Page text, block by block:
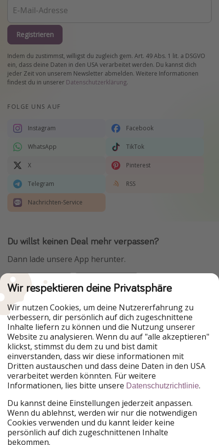
Registrieren
Indem du zustimmst, willigst du zugleich gem. Art. 49 Abs. 1 lit. a DSGVO
ein, dass deine Daten in den USA verarbeitet werden. Du kannst dich
jeder Zeit von unserem Newsletter abmelden. Weitere Informationen
findest du in unserer Datenschutzerklärung.
FOLGE UNS AUF
Instagram Facebook
WhatsApp TikTok
X Pinterest
Telegram RSS
Nachrichten-Service
Du willst keinen Deal mehr verpassen?
Dann lade unsere App herunter.
Urlaubspiraten ist Teil der HolidayPirates Group
Unsere Märkte
PiratinViaggio
HolidayPirates
VakantiePiraten
WakacyjniPiraci
VoyagesPirates
Ferienpiraten
Urlaubspiraten
ViajerosPiratas
TravelPirates
HolidayPirates Group
Lerne uns kennen Rechtliches
Wir respektieren deine Privatsphäre
Wir nutzen Cookies, um deine Nutzererfahrung zu
verbessern, dir persönlich auf dich zugeschnittene
Inhalte liefern zu können und die Nutzung unserer
Website zu analysieren. Wenn du auf "alle akzeptieren"
klickst, stimmst du dem zu und bist damit
einverstanden, dass wir diese informationen mit
Dritten austauschen und dass deine Daten in den USA
verarbeitet werden könnten. Für weitere
Informationen, lies bitte unsere Datenschutzrichtlinie.
Du kannst deine Einstellungen jederzeit anpassen.
Wenn du ablehnst, werden wir nur die notwendigen
Cookies verwenden und du kannt leider keine
persönlich auf dich zugeschnittenen Inhalte
bekommen.